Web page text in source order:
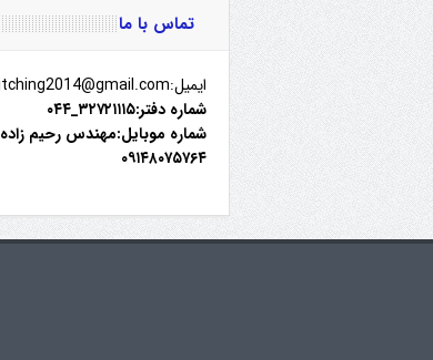
تماس با ما
ایمیل:switching2014@gmail.com
شماره دفتر:۳۲۷۲۱۱۱۵_۰۴۴
شماره موبایل:مهندس رحیم زاده
۰۹۱۴۸۰۷۵۷۶۴